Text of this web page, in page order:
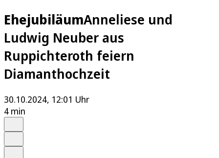
EhejubiläumAnneliese und
Ludwig Neuber aus
Ruppichteroth feiern
Diamanthochzeit
30.10.2024, 12:01 Uhr
4 min